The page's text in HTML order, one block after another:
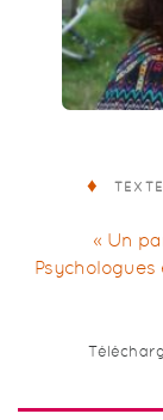
« Un
Psychologues